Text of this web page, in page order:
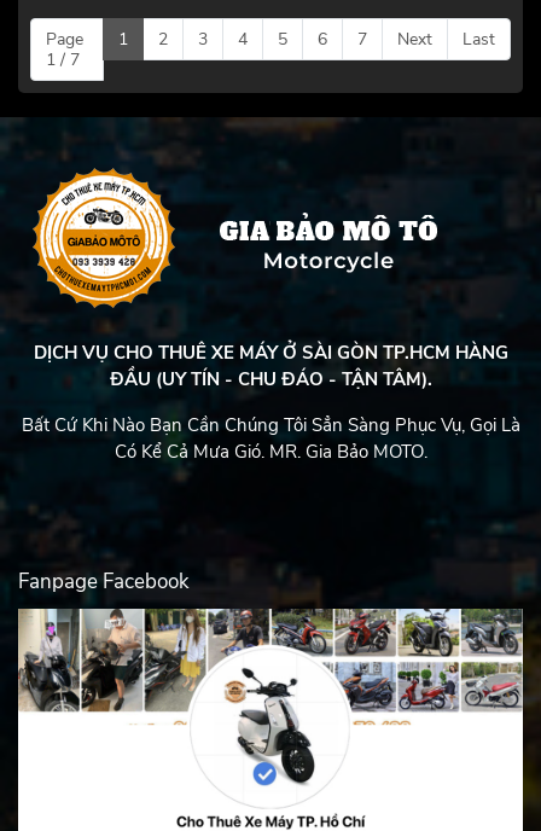
Page
1 / 7
1 2 3 4 5 6 7 Next Last
DỊCH VỤ CHO THUÊ XE MÁY Ở SÀI GÒN TP.HCM HÀNG
ĐẦU (UY TÍN - CHU ĐÁO - TẬN TÂM).
Bất Cứ Khi Nào Bạn Cần Chúng Tôi Sẳn Sàng Phục Vụ, Gọi Là
Có Kể Cả Mưa Gió. MR. Gia Bảo MOTO.
Fanpage Facebook